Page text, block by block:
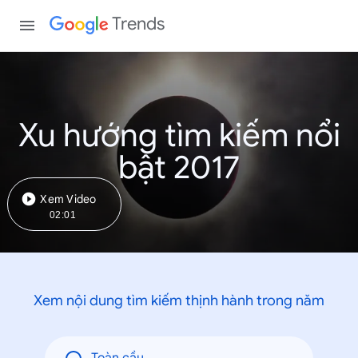
Trends
Xu hướng tìm kiếm nổi
bật 2017
Xem Video
02:01
Xem nội dung tìm kiếm thịnh hành trong năm